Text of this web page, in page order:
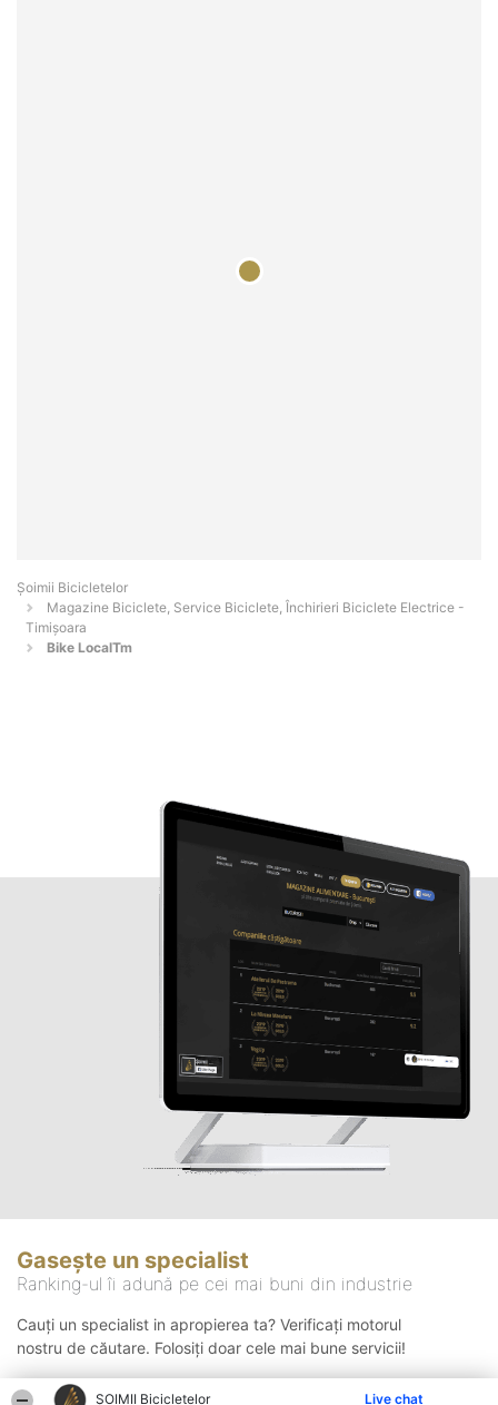
ȘOIMII Bicicletelor Live chat
Șoimii Bicicletelor
Magazine Biciclete, Service Biciclete, Închirieri Biciclete Electrice -
Timişoara
Bike LocalTm
Gasește un specialist
Ranking-ul îi adună pe cei mai buni din industrie
Cauți un specialist in apropierea ta? Verificați motorul
nostru de căutare. Folosiți doar cele mai bune servicii!